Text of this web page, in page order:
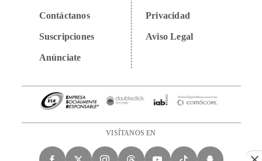
Contáctanos
Suscripciones
Anúnciate
Privacidad
Aviso Legal
VISÍTANOS EN